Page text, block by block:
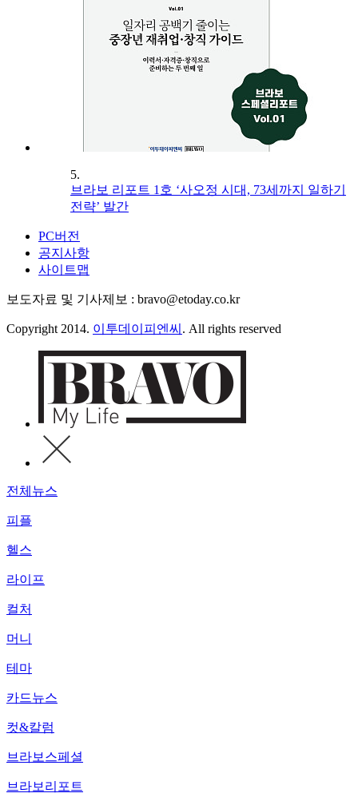
5.
브라보 리포트 1호 ‘사오정 시대, 73세까지 일하기
전략’ 발간
PC버전
공지사항
사이트맵
보도자료 및 기사제보 : bravo@etoday.co.kr
Copyright 2014. 이투데이피엔씨 . All rights reserved
전체뉴스
피플
헬스
라이프
컬처
머니
테마
카드뉴스
컷&칼럼
브라보스페셜
브라보리포트